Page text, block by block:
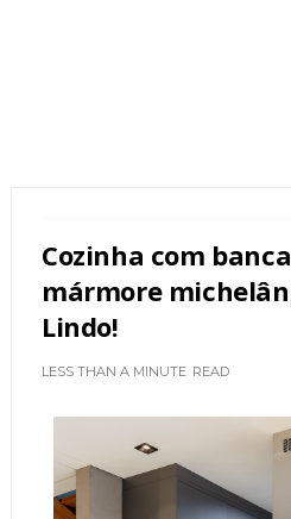
Cozinha com
mármore
Lindo!
LESS THAN A MINUTE READ